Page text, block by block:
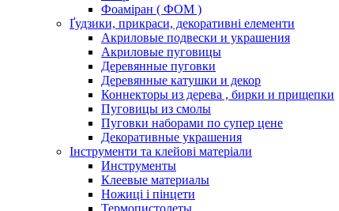
Фоаміран ( ФОМ )
Ґудзики, прикраси, декоративні елементи
Акриловые подвески и украшения
Акриловые пуговицы
Деревянные пуговки
Деревянные катушки и декор
Коннекторы из дерева , бирки и прищепки
Пуговицы из смолы
Пуговки наборами по супер цене
Декоративные украшения
Інструменти та клейові матеріали
Инструменты
Клеевые материалы
Ножиці і пінцети
Термопистолеты